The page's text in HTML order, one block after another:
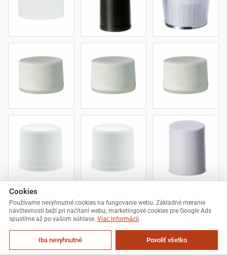
Cookies
Používame nevyhnutné cookies na fungovanie webu. Základné meranie
návštevnosti beží pri načítaní webu; marketingové cookies pre Google Ads
spustíme až po vašom súhlase. Viac informácií.
Iba nevyhnutné Povoliť všetko